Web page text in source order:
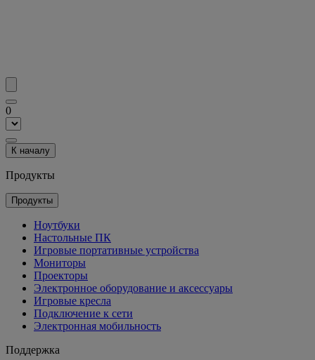
0
К началу
Продукты
Продукты
Ноутбуки
Настольные ПК
Игровые портативные устройства
Мониторы
Проекторы
Электронное оборудование и аксессуары
Игровые кресла
Подключение к сети
Электронная мобильность
Поддержка